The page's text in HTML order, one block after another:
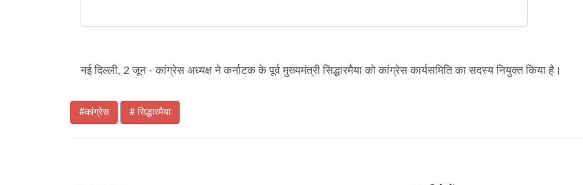
नई दिल्ली, 2 जून - कांग्रेस अध्यक्ष ने कर्नाटक के पूर्व मुख्यमंत्री सिद्धारमैया को कांग्रेस कार्यसमिति का सदस्य नियुक्त किया है।
#कांग्रेस # सिद्धारमैया